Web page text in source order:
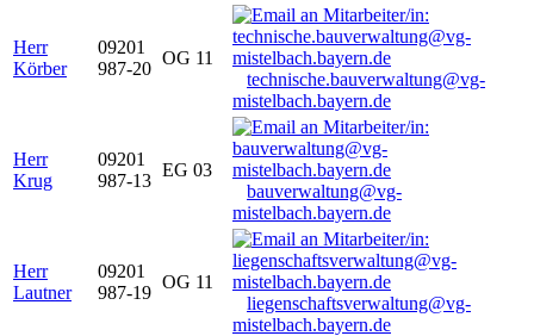
Herr
Körber
09201
987-20
OG 11
technische.bauverwaltung@vg-
mistelbach.bayern.de
Herr
Krug
09201
987-13
EG 03
bauverwaltung@vg-
mistelbach.bayern.de
Herr
Lautner
09201
987-19
OG 11
liegenschaftsverwaltung@vg-
mistelbach.bayern.de